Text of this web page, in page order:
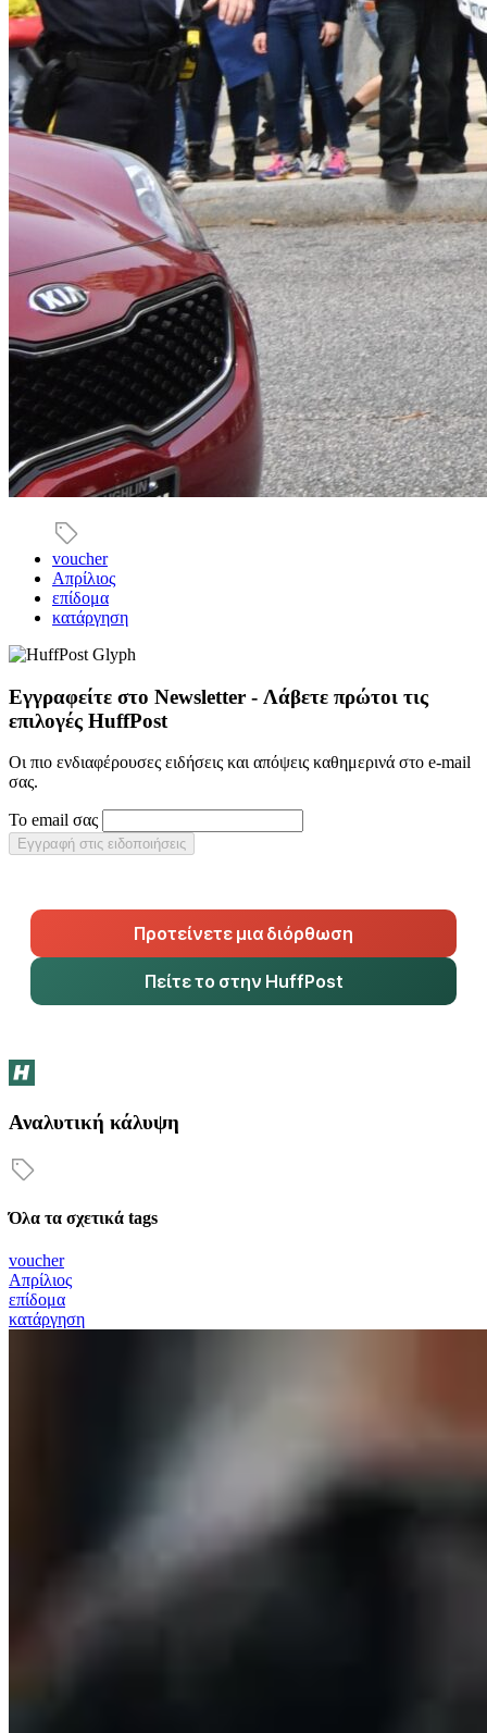
voucher
Απρίλιος
επίδομα
κατάργηση
Εγγραφείτε στο Newsletter - Λάβετε πρώτοι τις
επιλογές HuffPost
Οι πιο ενδιαφέρουσες ειδήσεις και απόψεις καθημερινά στο e-mail
σας.
Το email σας
Εγγραφή στις ειδοποιήσεις
Προτείνετε μια διόρθωση
Πείτε το στην HuffPost
Αναλυτική κάλυψη
Όλα τα σχετικά tags
voucher
Απρίλιος
επίδομα
κατάργηση